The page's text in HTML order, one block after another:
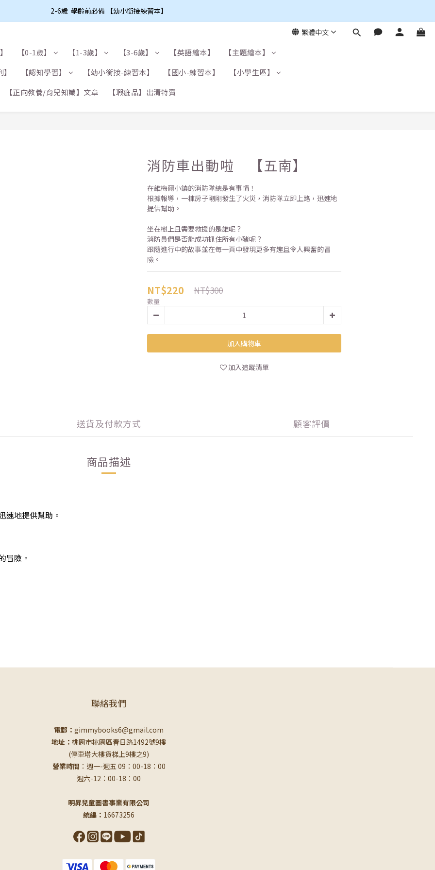
2-6歲  學齡前必備 【幼小銜接練習本】
繁體中文
【0-1歲】 【1-3歲】 【3-6歲】 【英語繪本】
【主題繪本】
【認知學習】 【幼小銜接-練習本】 【國小-練習本】
【小學生區】
【正向教養/育兒知識】文章
【瑕疵品】出清特賣
消防車出動啦 【五南】
在維梅爾小鎮的消防隊總是有事情！
根據報導，一棟房子剛剛發生了火災，消防隊立即上路，迅速地
提供幫助。
坐在樹上且需要救援的是誰呢？
消防員們是否能成功抓住所有小豬呢？
跟隨進行中的故事並在每一頁中發現更多有趣且令人興奮的冒
險。
NT$220 NT$300
數量
加入購物車
加入追蹤清單
送貨及付款方式 顧客評價
商品描述
速地提供幫助。
冒險。
聯絡我們
電郵： gimmybooks6@gmail.com
地址： 桃園市桃園區春日路1492號9樓
(停車塔大樓貨梯上9樓之9)
營業時間 ：週一-週五 09：00-18：00
週六-12：00-18：00
明昇兒童圖書事業有限公司
統編： 16673256